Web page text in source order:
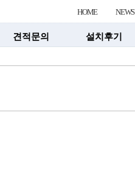
HOME NEWS
견적문의 설치후기